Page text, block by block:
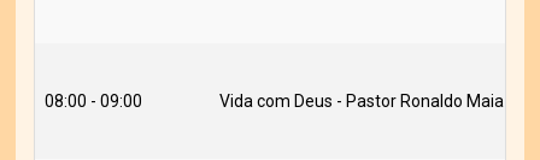
08:00 - 09:00 Vida com Deus - Pastor Ronaldo Maia